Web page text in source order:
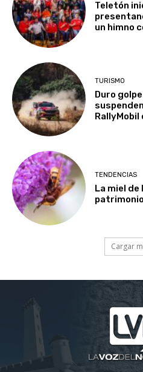
Teletón
un himno
TURISMO
Duro
RallyMobil
TENDENCIAS
La miel
Cargar